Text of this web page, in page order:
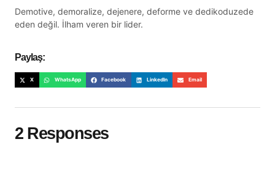
Demotive, demoralize, dejenere, deforme ve dedikoduzede
eden değil. İlham veren bir lider.
Paylaş:
X WhatsApp Facebook LinkedIn Email
2 Responses